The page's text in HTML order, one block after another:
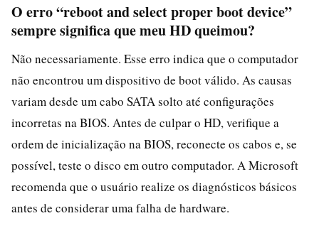
O erro “reboot and select proper boot device”
sempre significa que meu HD queimou?
Não necessariamente. Esse erro indica que o computador
não encontrou um dispositivo de boot válido. As causas
variam desde um cabo SATA solto até configurações
incorretas na BIOS. Antes de culpar o HD, verifique a
ordem de inicialização na BIOS, reconecte os cabos e, se
possível, teste o disco em outro computador. A Microsoft
recomenda que o usuário realize os diagnósticos básicos
antes de considerar uma falha de hardware.